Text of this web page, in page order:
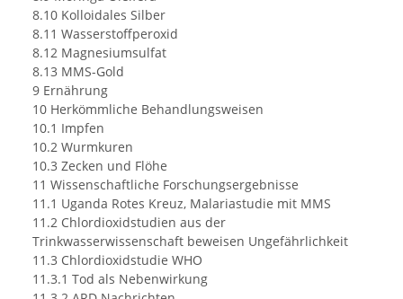
8.10 Kolloidales Silber
8.11 Wasserstoffperoxid
8.12 Magnesiumsulfat
8.13 MMS-Gold
9 Ernährung
10 Herkömmliche Behandlungsweisen
10.1 Impfen
10.2 Wurmkuren
10.3 Zecken und Flöhe
11 Wissenschaftliche Forschungsergebnisse
11.1 Uganda Rotes Kreuz, Malariastudie mit MMS
11.2 Chlordioxidstudien aus der
Trinkwasserwissenschaft beweisen Ungefährlichkeit
11.3 Chlordioxidstudie WHO
11.3.1 Tod als Nebenwirkung